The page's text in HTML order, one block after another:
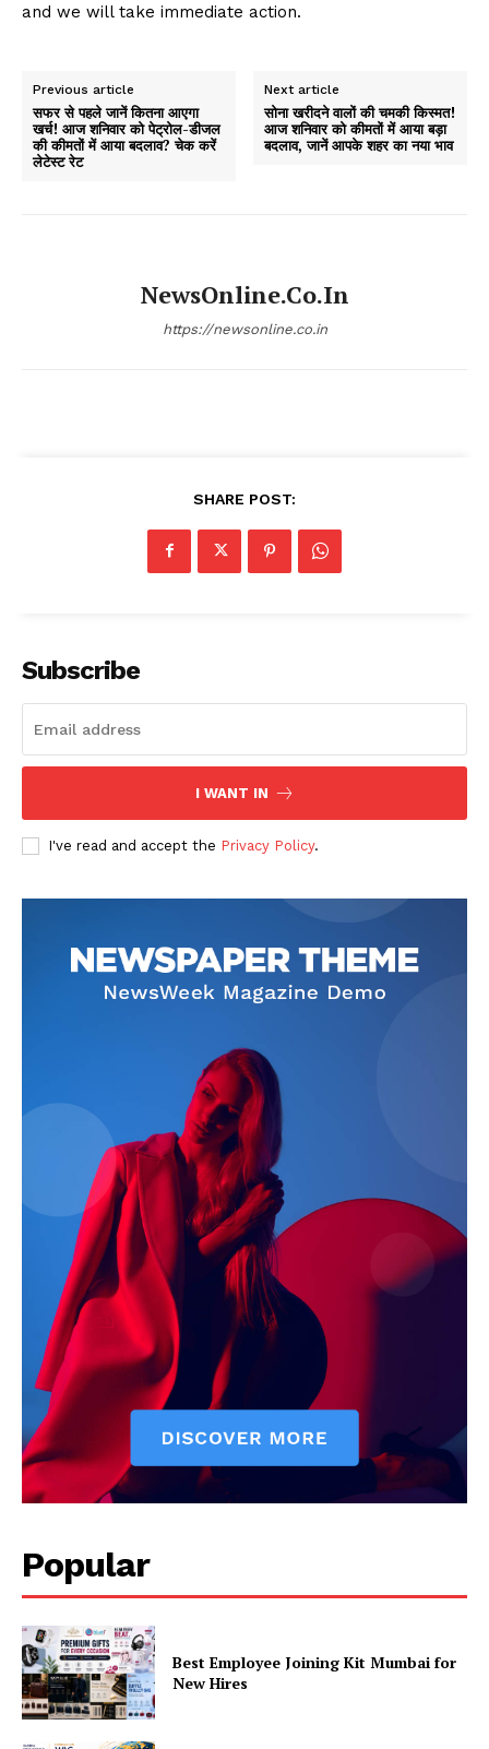
and we will take immediate action.
Previous article
सफर से पहले जानें कितना आएगा
खर्च! आज शनिवार को पेट्रोल-डीजल
की कीमतों में आया बदलाव? चेक करें
लेटेस्ट रेट
Next article
सोना खरीदने वालों की चमकी किस्मत!
आज शनिवार को कीमतों में आया बड़ा
बदलाव, जानें आपके शहर का नया भाव
NewsOnline.co.in
https://newsonline.co.in
SHARE POST:
Subscribe
I WANT IN
I've read and accept the Privacy Policy.
Popular
Best Employee Joining Kit Mumbai for
New Hires